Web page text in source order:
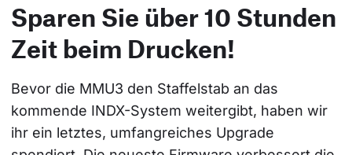
Sparen Sie über 10 Stunden
Zeit beim Drucken!
Bevor die MMU3 den Staffelstab an das
kommende INDX-System weitergibt, haben wir
ihr ein letztes, umfangreiches Upgrade